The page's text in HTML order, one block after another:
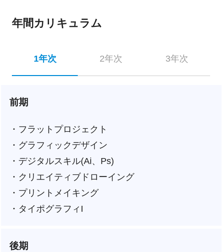
年間カリキュラム
1年次 2年次 3年次
前期
・フラットプロジェクト
・グラフィックデザイン
・デジタルスキル(Ai、Ps)
・クリエイティブドローイング
・プリントメイキング
・タイポグラフィI
後期